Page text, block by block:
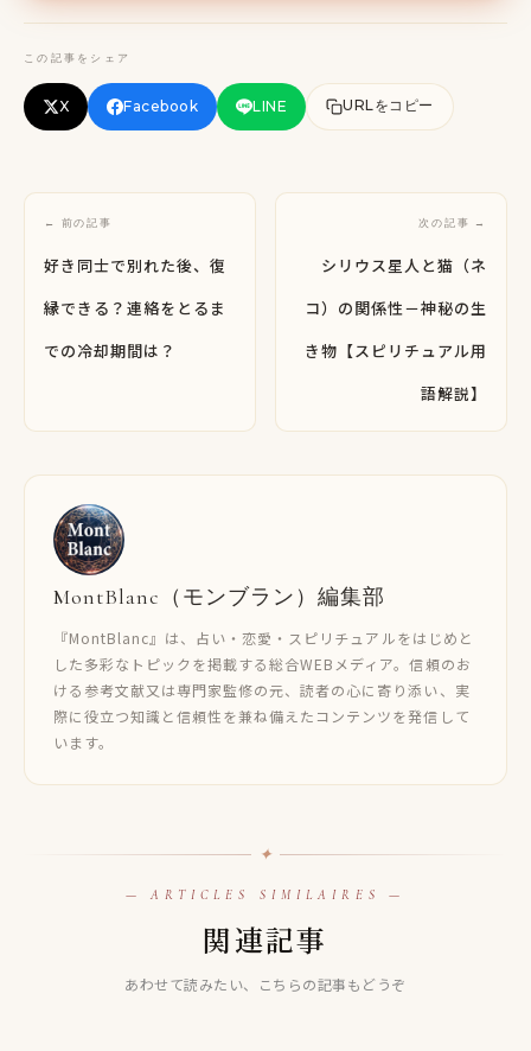
この記事をシェア
X Facebook LINE URLをコピー
← 前の記事
好き同士で別れた後、復
縁できる？連絡をとるま
での冷却期間は？
次の記事 →
シリウス星人と猫（ネ
コ）の関係性－神秘の生
き物【スピリチュアル用
語解説】
MontBlanc（モンブラン）編集部
『MontBlanc』は、占い・恋愛・スピリチュアルをはじめと
した多彩なトピックを掲載する総合WEBメディア。信頼のお
ける参考文献又は専門家監修の元、読者の心に寄り添い、実
際に役立つ知識と信頼性を兼ね備えたコンテンツを発信して
います。
✦
— ARTICLES SIMILAIRES —
関連記事
あわせて読みたい、こちらの記事もどうぞ
シリウス星人とは？シリウスＡとシリウスＢの違い【スピ
レインボーチルドレンとは？特徴や容姿（見た目）・年
代・有名人など【スピリチュアル用語解説】
インディゴチルドレンとは？特徴や容姿（見た目）・年